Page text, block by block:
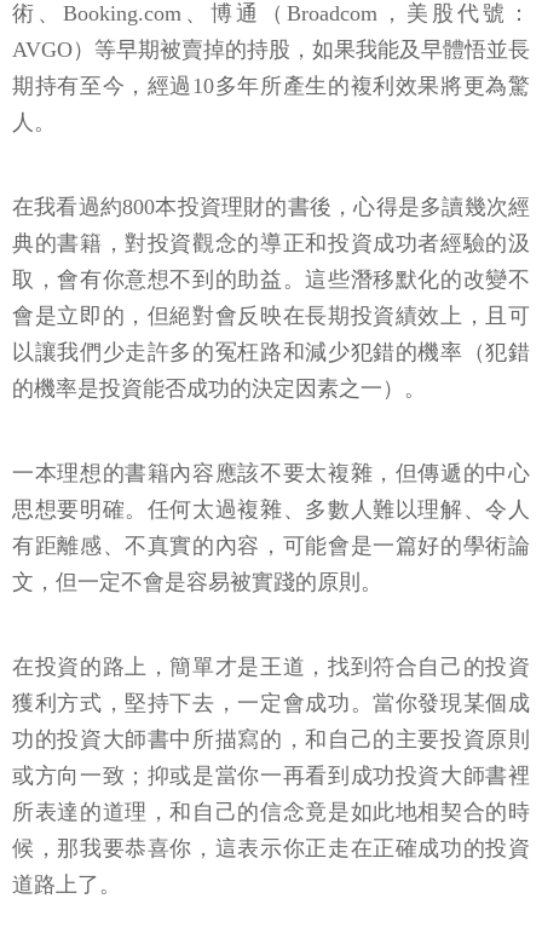
術、Booking.com、博通（Broadcom，美股代號：
AVGO）等早期被賣掉的持股，如果我能及早體悟並長
期持有至今，經過10多年所產生的複利效果將更為驚
人。
在我看過約800本投資理財的書後，心得是多讀幾次經
典的書籍，對投資觀念的導正和投資成功者經驗的汲
取，會有你意想不到的助益。這些潛移默化的改變不
會是立即的，但絕對會反映在長期投資績效上，且可
以讓我們少走許多的冤枉路和減少犯錯的機率（犯錯
的機率是投資能否成功的決定因素之一）。
一本理想的書籍內容應該不要太複雜，但傳遞的中心
思想要明確。任何太過複雜、多數人難以理解、令人
有距離感、不真實的內容，可能會是一篇好的學術論
文，但一定不會是容易被實踐的原則。
在投資的路上，簡單才是王道，找到符合自己的投資
獲利方式，堅持下去，一定會成功。當你發現某個成
功的投資大師書中所描寫的，和自己的主要投資原則
或方向一致；抑或是當你一再看到成功投資大師書裡
所表達的道理，和自己的信念竟是如此地相契合的時
候，那我要恭喜你，這表示你正走在正確成功的投資
道路上了。